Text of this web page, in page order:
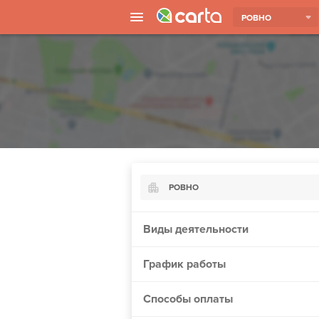
РОВНО
РОВНО
Борисполь
Виды деятельности
График работы
Способы оплаты